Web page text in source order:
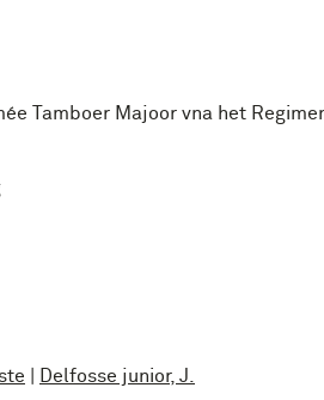
Tamboer Majoor vna het
Delfosse junior, J.